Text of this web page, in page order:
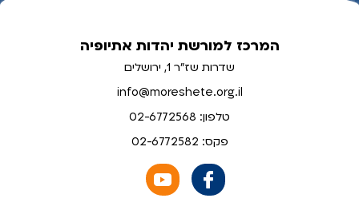
המרכז למורשת יהדות אתיופיה
שדרות שז"ר 1, ירושלים
info@moreshete.org.il
טלפון: 02-6772568
פקס: 02-6772582